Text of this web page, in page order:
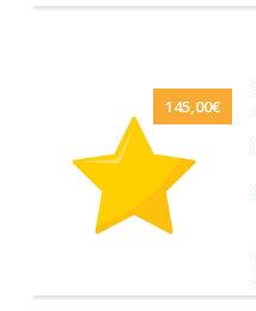
145,00€